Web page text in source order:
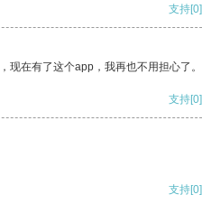
支持[0]
在有了这个app，我再也不用担心了。
支持[0]
支持[0]